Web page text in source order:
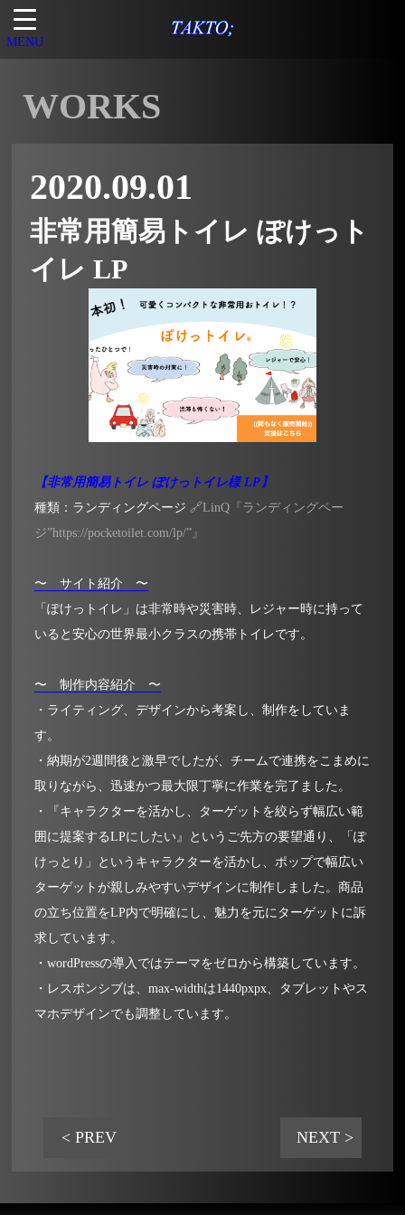
WORKS
2020.09.01
非常用簡易トイレ ぽけっト
イレ LP
【非常用簡易トイレ ぽけっトイレ様 LP】
種類：ランディングページ 🔗LinQ『ランディングペー
ジ”https://pocketoilet.com/lp/”』
〜 サイト紹介 〜
「ぽけっトイレ」は非常時や災害時、レジャー時に持って
いると安心の世界最小クラスの携帯トイレです。
〜 制作内容紹介 〜
・ライティング、デザインから考案し、制作をしていま
す。
・納期が2週間後と激早でしたが、チームで連携をこまめに
取りながら、迅速かつ最大限丁寧に作業を完了ました。
・『キャラクターを活かし、ターゲットを絞らず幅広い範
囲に提案するLPにしたい』というご先方の要望通り、「ぽ
けっとり」というキャラクターを活かし、ポップで幅広い
ターゲットが親しみやすいデザインに制作しました。商品
の立ち位置をLP内で明確にし、魅力を元にターゲットに訴
求しています。
・wordPressの導入ではテーマをゼロから構築しています。
・レスポンシブは、max-widthは1440pxpx、タブレットやス
マホデザインでも調整しています。
< PREV NEXT >
MENU